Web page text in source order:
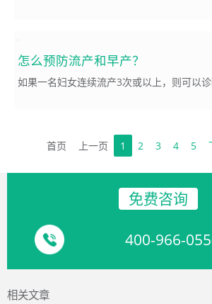
怎么预防流产和早产？
如果一名妇女连续流产3次或以上，则可以
首页 上一页 1 2 3 4 5
免费咨询
400-966-
相关文章